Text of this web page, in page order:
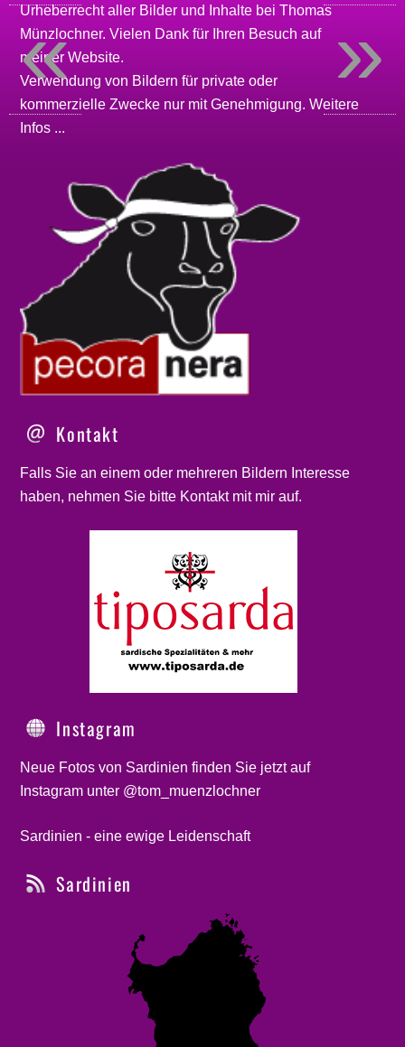
Urheberrecht aller Bilder und Inhalte beiThomas
Münzlochner. Vielen Dank für Ihren Besuch auf
meinerWebsite.
Verwendung von Bildern für private oder
kommerzielle Zwecke nur mit Genehmigung.Weitere
Infos ...
Kontakt
Falls Sie an einem oder mehreren Bildern Interesse
haben, nehmen Sie bitte Kontaktmit mir auf.
Instagram
Neue Fotos von Sardinien finden Sie jetzt auf
Instagram unter @tom_muenzlochner
Sardinien - eine ewige Leidenschaft
Sardinien
»
«